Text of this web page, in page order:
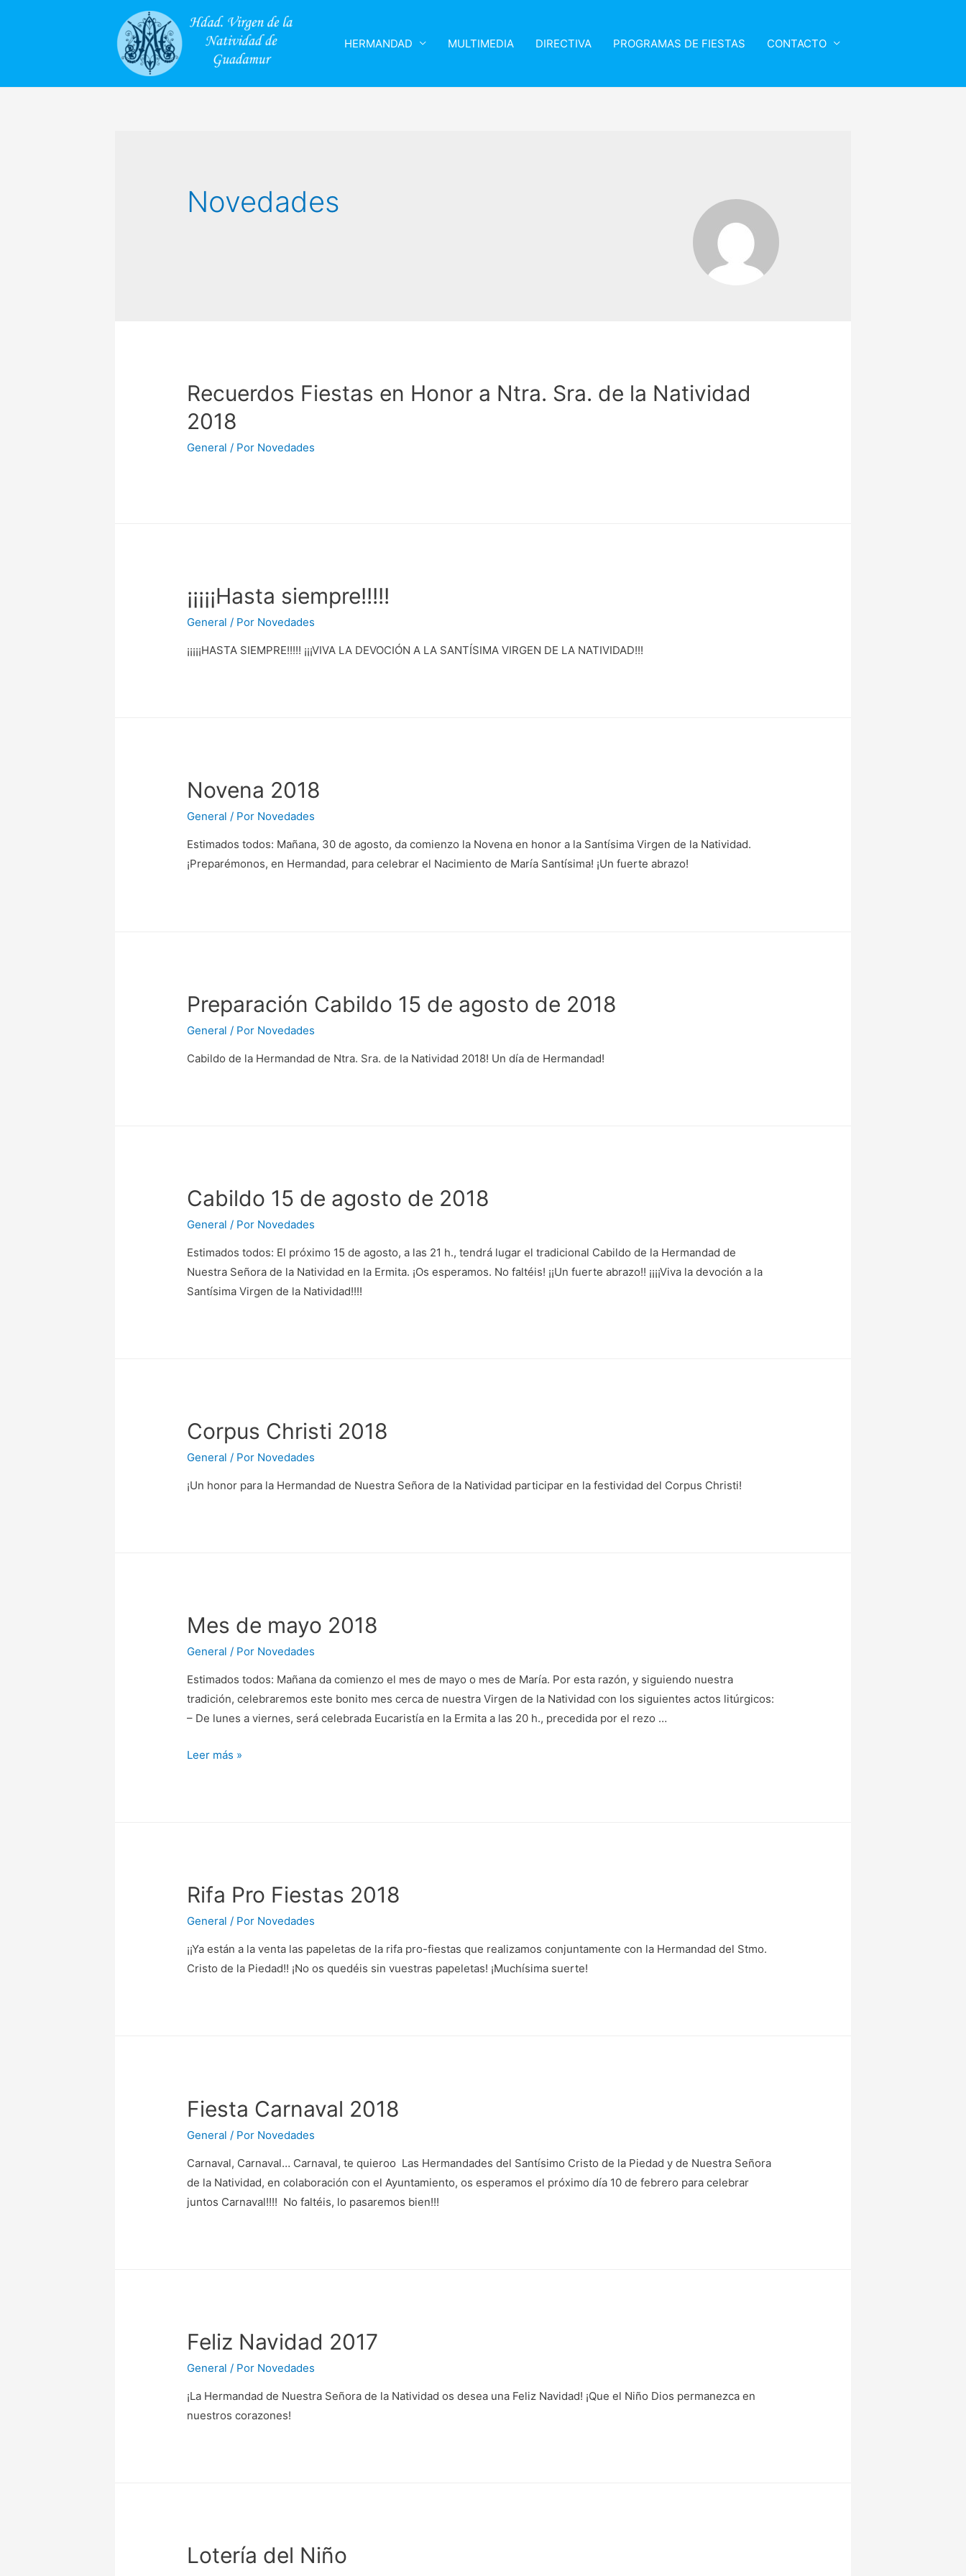
HERMANDAD MULTIMEDIA DIRECTIVA PROGRAMAS DE FIESTAS CONTACTO
Novedades
Recuerdos Fiestas en Honor a Ntra. Sra. de la Natividad
2018
General / Por Novedades
¡¡¡¡¡Hasta siempre!!!!!
General / Por Novedades
¡¡¡¡¡HASTA SIEMPRE!!!!! ¡¡¡VIVA LA DEVOCIÓN A LA SANTÍSIMA VIRGEN DE LA NATIVIDAD!!!
Novena 2018
General / Por Novedades
Estimados todos: Mañana, 30 de agosto, da comienzo la Novena en honor a la Santísima Virgen de la Natividad.
¡Preparémonos, en Hermandad, para celebrar el Nacimiento de María Santísima! ¡Un fuerte abrazo!
Preparación Cabildo 15 de agosto de 2018
General / Por Novedades
Cabildo de la Hermandad de Ntra. Sra. de la Natividad 2018! Un día de Hermandad!
Cabildo 15 de agosto de 2018
General / Por Novedades
Estimados todos: El próximo 15 de agosto, a las 21 h., tendrá lugar el tradicional Cabildo de la Hermandad de
Nuestra Señora de la Natividad en la Ermita. ¡Os esperamos. No faltéis! ¡¡Un fuerte abrazo!! ¡¡¡¡Viva la devoción a la
Santísima Virgen de la Natividad!!!!
Corpus Christi 2018
General / Por Novedades
¡Un honor para la Hermandad de Nuestra Señora de la Natividad participar en la festividad del Corpus Christi!
Mes de mayo 2018
General / Por Novedades
Estimados todos: Mañana da comienzo el mes de mayo o mes de María. Por esta razón, y siguiendo nuestra
tradición, celebraremos este bonito mes cerca de nuestra Virgen de la Natividad con los siguientes actos litúrgicos:
– De lunes a viernes, será celebrada Eucaristía en la Ermita a las 20 h., precedida por el rezo …
Mes
Leer más »
Rifa Pro Fiestas 2018
General / Por Novedades
¡¡Ya están a la venta las papeletas de la rifa pro-fiestas que realizamos conjuntamente con la Hermandad del Stmo.
Cristo de la Piedad!! ¡No os quedéis sin vuestras papeletas! ¡Muchísima suerte!
Fiesta Carnaval 2018
General / Por Novedades
Carnaval, Carnaval… Carnaval, te quieroo Las Hermandades del Santísimo Cristo de la Piedad y de Nuestra Señora
de la Natividad, en colaboración con el Ayuntamiento, os esperamos el próximo día 10 de febrero para celebrar
juntos Carnaval!!!! No faltéis, lo pasaremos bien!!!
Feliz Navidad 2017
General / Por Novedades
¡La Hermandad de Nuestra Señora de la Natividad os desea una Feliz Navidad! ¡Que el Niño Dios permanezca en
nuestros corazones!
Lotería del Niño